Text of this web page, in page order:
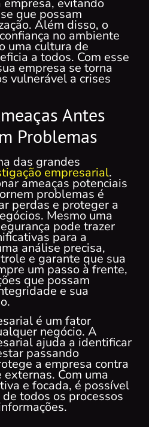
evitando
que possam
Além disso, o
no ambiente
uma cultura de
a todos. Com esse
empresa se torna
vulnerável a crises
Antes
Problemas
das grandes
empresarial.
ameaças potenciais
problemas é
perdas e proteger a
Mesmo uma
pode trazer
para a
análise precisa,
e garante que sua
um passo à frente,
que possam
e sua
é um fator
negócio. A
ajuda a identificar
passando
a empresa contra
Com uma
e focada, é possível
todos os processos